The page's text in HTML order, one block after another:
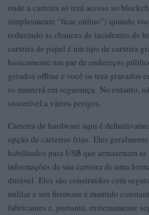
onde a carteira só terá acesso ao
simplesmente “ficar online”) quando
reduzindo as chances de incidentes de
carteira de papel é um tipo de carteira
basicamente um par de endereços
gerados offline e você os terá gravados
os manterá em segurança. No entanto,
suscetível a vários perigos.
Carteira de hardware aqui é
opção de carteiras frias. Eles
habilitados para USB que armazenam
informações de sua carteira de uma
durável. Eles são construídos com
militar e seu firmware é mantido
fabricantes e, portanto, extremamente